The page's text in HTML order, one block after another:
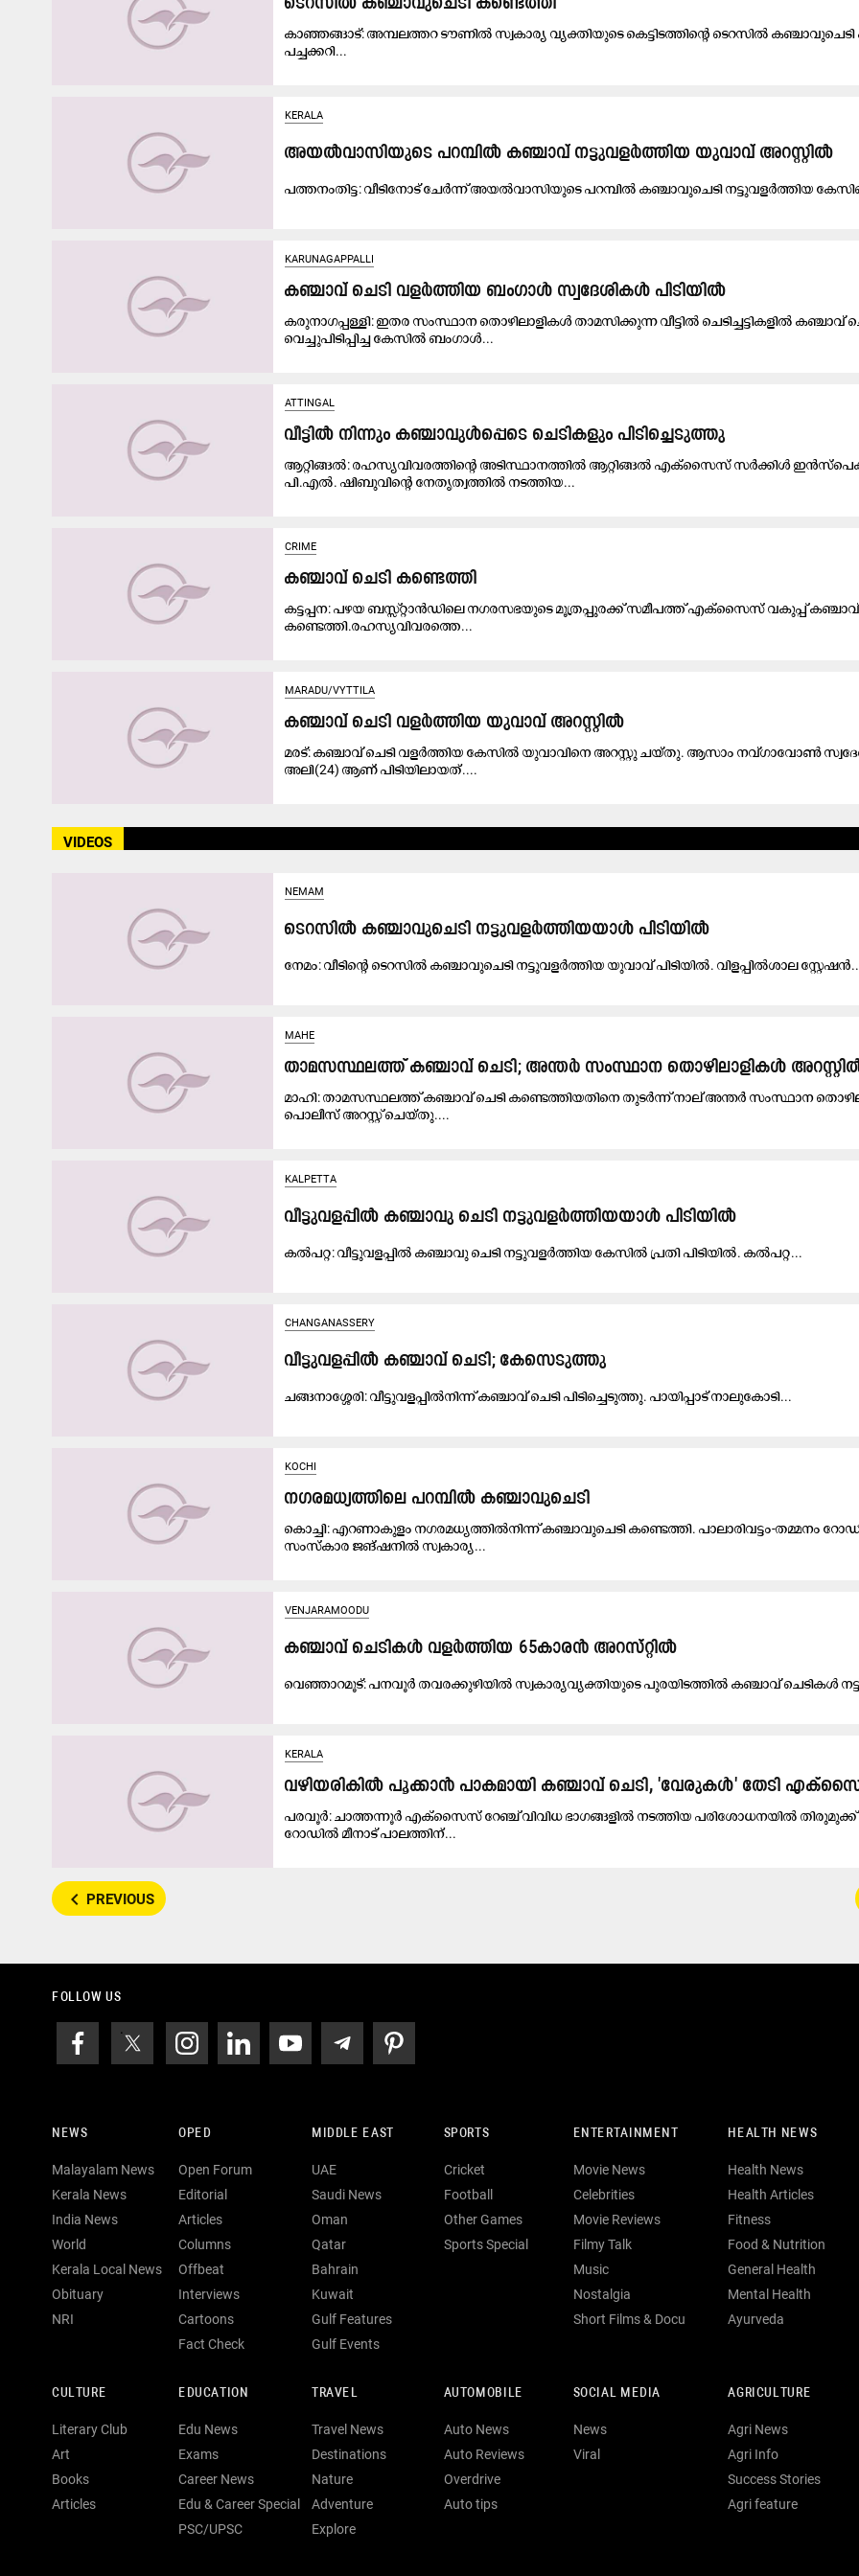
കാഞ്ഞങ്ങാട്: അമ്പലത്തറ ടൗണിൽ സ്വകാര്യ വ്യക്തിയുടെ കെട്ടിടത്തിന്റെ ടെറസിൽ കഞ്ചാവുചെടി
പച്ചക്കറി...
KERALA
അ​യ​ൽ​വാ​സി​യു​ടെ പ​റ​മ്പി​ൽ ക​ഞ്ചാ​വ് ന​ട്ടു​വ​ള​ർ​ത്തി​യ യുവാവ് അറസ്റ്റിൽ
പ​ത്ത​നം​തി​ട്ട: വീ​ടി​നോ​ട് ചേ​ർ​ന്ന് അ​യ​ൽ​വാ​സി​യു​ടെ പ​റ​മ്പി​ൽ ക​ഞ്ചാ​വു​ചെ​ടി ന​ട്ടു​വ​ള​ർ​ത്തി​യ
KARUNAGAPPALLI
കഞ്ചാവ് ചെടി വളർത്തിയ ബംഗാൾ സ്വദേശികൾ പിടിയിൽ
കരുനാഗപ്പള്ളി: ഇതര സംസ്ഥാന തൊഴിലാളികൾ താമസിക്കുന്ന വീട്ടിൽ ചെടിച്ചട്ടികളിൽ കഞ്ചാവ്
വെച്ചുപിടിപ്പിച്ച കേസിൽ ബംഗാൾ...
ATTINGAL
വീട്ടിൽ നിന്നും കഞ്ചാവുൾപ്പെടെ ചെടികളും പിടിച്ചെടുത്തു
ആറ്റിങ്ങൽ: രഹസ്യവിവരത്തിന്റെ അടിസ്ഥാനത്തിൽ ആറ്റിങ്ങൽ എക്സൈസ് സർക്കിൾ
പി.എൽ. ഷിബുവിന്റെ നേതൃത്വത്തിൽ നടത്തിയ...
CRIME
കഞ്ചാവ് ചെടി കണ്ടെത്തി
കട്ടപ്പന: പഴയ ബസ്സ്റ്റാൻഡിലെ നഗരസഭയുടെ മൂത്രപ്പുരക്ക് സമീപത്ത് എക്സൈസ് വകുപ്പ് കഞ്ചാവ്
കണ്ടെത്തി.രഹസ്യവിവരത്തെ...
MARADU/VYTTILA
കഞ്ചാവ് ചെടി വളർത്തിയ യുവാവ് അറസ്റ്റിൽ
മരട്: കഞ്ചാവ് ചെടി വളർത്തിയ കേസിൽ യുവാവിനെ അറസ്റ്റു ചയ്തു. ആസാം നവ്ഗാവോൺ
അലി(24) ആണ് പിടിയിലായത്....
VIDEOS
NEMAM
ടെറസിൽ കഞ്ചാവുചെടി നട്ടുവളർത്തിയയാൾ പിടിയിൽ
നേ​മം: വീ​ടി​ന്‍റെ ടെ​റ​സി​ൽ ക​ഞ്ചാ​വു​ചെ​ടി ന​ട്ടു​വ​ള​ർ​ത്തി​യ യു​വാ​വ് പി​ടി​യി​ൽ. വി​ള​പ്പി​ൽ​ശാ​ല
MAHE
താമസസ്ഥലത്ത് കഞ്ചാവ് ചെടി; അന്തർ സംസ്ഥാന തൊഴിലാളികൾ
മാഹി: താമസസ്ഥലത്ത് കഞ്ചാവ് ചെടി കണ്ടെത്തിയതിനെ തുടർന്ന് നാല്​ അന്തർ സംസ്ഥാന
പൊലീസ് അറസ്റ്റ് ചെയ്തു....
KALPETTA
വീട്ടുവളപ്പിൽ കഞ്ചാവു ചെടി ന​ട്ടു​വ​ള​ർ​ത്തി​യയാൾ പിടിയിൽ
ക​ൽ​പ​റ്റ: വീ​ട്ടു​വ​ള​പ്പി​ൽ ക​ഞ്ചാ​വു ചെ​ടി ന​ട്ടു​വ​ള​ർ​ത്തി​യ കേ​സി​ൽ പ്ര​തി പി​ടി​യി​ൽ. ക​ൽ​പ​റ്റ...
CHANGANASSERY
വീട്ടുവളപ്പില്‍ കഞ്ചാവ് ചെടി; കേസെടുത്തു
ച​ങ്ങ​നാ​ശ്ശേ​രി: വീ​ട്ടു​വ​ള​പ്പി​ല്‍നി​ന്ന്​ ക​ഞ്ചാ​വ് ചെ​ടി പി​ടി​ച്ചെ​ടു​ത്തു. പാ​യി​പ്പാ​ട് നാ​ലു​കോ​ടി...
KOCHI
നഗരമധ്യത്തിലെ പറമ്പിൽ കഞ്ചാവുചെടി
കൊച്ചി: എറണാകുളം നഗരമധ്യത്തില്‍നിന്ന് കഞ്ചാവുചെടി കണ്ടെത്തി. പാലാരിവട്ടം-തമ്മനം
സംസ്‌കാര ജങ്ഷനില്‍ സ്വകാര്യ...
VENJARAMOODU
കഞ്ചാവ് ചെടികള്‍ വളർത്തിയ 65കാരൻ അറസ്​റ്റില്‍
വെ​ഞ്ഞാ​റ​മൂ​ട്: പ​ന​വൂ​ര്‍ ത​വ​ര​ക്കു​ഴി​യി​ല്‍ സ്വ​കാ​ര്യ​വ്യ​ക്തി​യു​ടെ പു​ര​യി​ട​ത്തി​ൽ ക​ഞ്ചാ​വ് ചെ​ടി​ക​ൾ
KERALA
വഴിയരികിൽ പൂക്കാൻ പാകമായി കഞ്ചാവ് ചെടി, 'വേരുകൾ' തേടി
പരവൂർ: ചാത്തന്നൂർ എക്‌സൈസ് റേഞ്ച് വിവിധ ഭാഗങ്ങളിൽ നടത്തിയ പരിശോധനയിൽ
റോഡിൽ മീനാട്‌ പാലത്തിന്...
navigate_before PREVIOUS
FOLLOW US
NEWS
Malayalam News
Kerala News
India News
World
Kerala Local News
Obituary
NRI
OPED
Open Forum
Editorial
Articles
Columns
Offbeat
Interviews
Cartoons
Fact Check
MIDDLE EAST
UAE
Saudi News
Oman
Qatar
Bahrain
Kuwait
Gulf Features
Gulf Events
SPORTS
Cricket
Football
Other Games
Sports Special
ENTERTAINMENT
Movie News
Celebrities
Movie Reviews
Filmy Talk
Music
Nostalgia
Short Films & Docu
HEALTH NEWS
Health News
Health Articles
Fitness
Food & Nutrition
General Health
Mental Health
Ayurveda
CULTURE
Literary Club
Art
Books
Articles
EDUCATION
Edu News
Exams
Career News
Edu & Career Special
PSC/UPSC
TRAVEL
Travel News
Destinations
Nature
Adventure
Explore
AUTOMOBILE
Auto News
Auto Reviews
Overdrive
Auto tips
SOCIAL MEDIA
News
Viral
AGRICULTURE
Agri News
Agri Info
Success Stories
Agri feature